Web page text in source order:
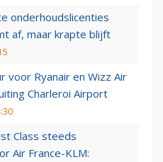
onderhoudslicenties
af, maar krapte blijft
voor Ryanair en Wizz Air
Charleroi Airport
Class steeds
Air France-KLM: